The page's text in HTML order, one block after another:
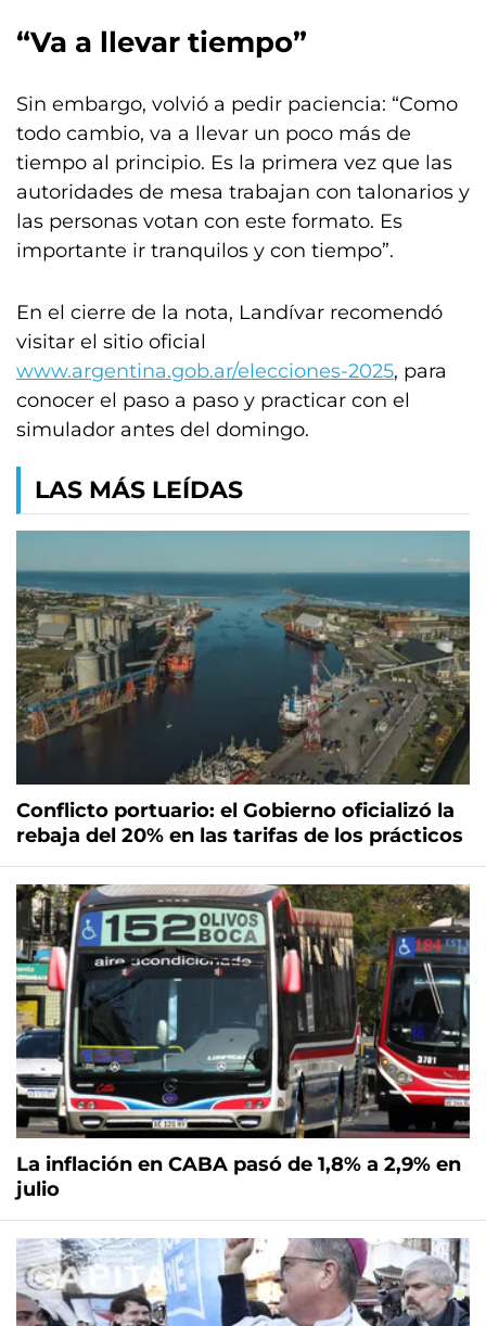
“Va a llevar tiempo”
Sin embargo, volvió a pedir paciencia: “Como
todo cambio, va a llevar un poco más de
tiempo al principio. Es la primera vez que las
autoridades de mesa trabajan con talonarios y
las personas votan con este formato. Es
importante ir tranquilos y con tiempo”.
En el cierre de la nota, Landívar recomendó
visitar el sitio oficial
www.argentina.gob.ar/elecciones-2025, para
conocer el paso a paso y practicar con el
simulador antes del domingo.
LAS MÁS LEÍDAS
Conflicto portuario: el Gobierno oficializó la
rebaja del 20% en las tarifas de los prácticos
La inflación en CABA pasó de 1,8% a 2,9% en
julio